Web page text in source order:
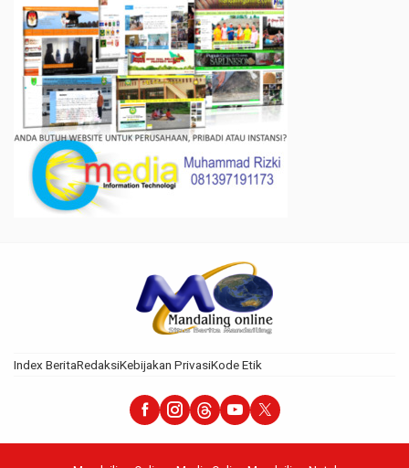
Index BeritaRedaksiKebijakan PrivasiKode Etik